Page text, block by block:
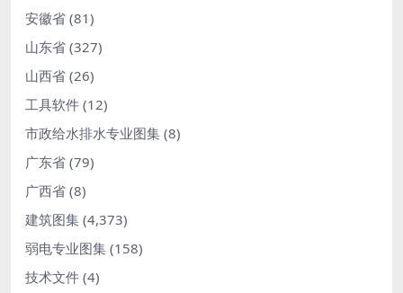
安徽省 (81)
山东省 (327)
山西省 (26)
工具软件 (12)
市政给水排水专业图集 (8)
广东省 (79)
广西省 (8)
建筑图集 (4,373)
弱电专业图集 (158)
技术文件 (4)